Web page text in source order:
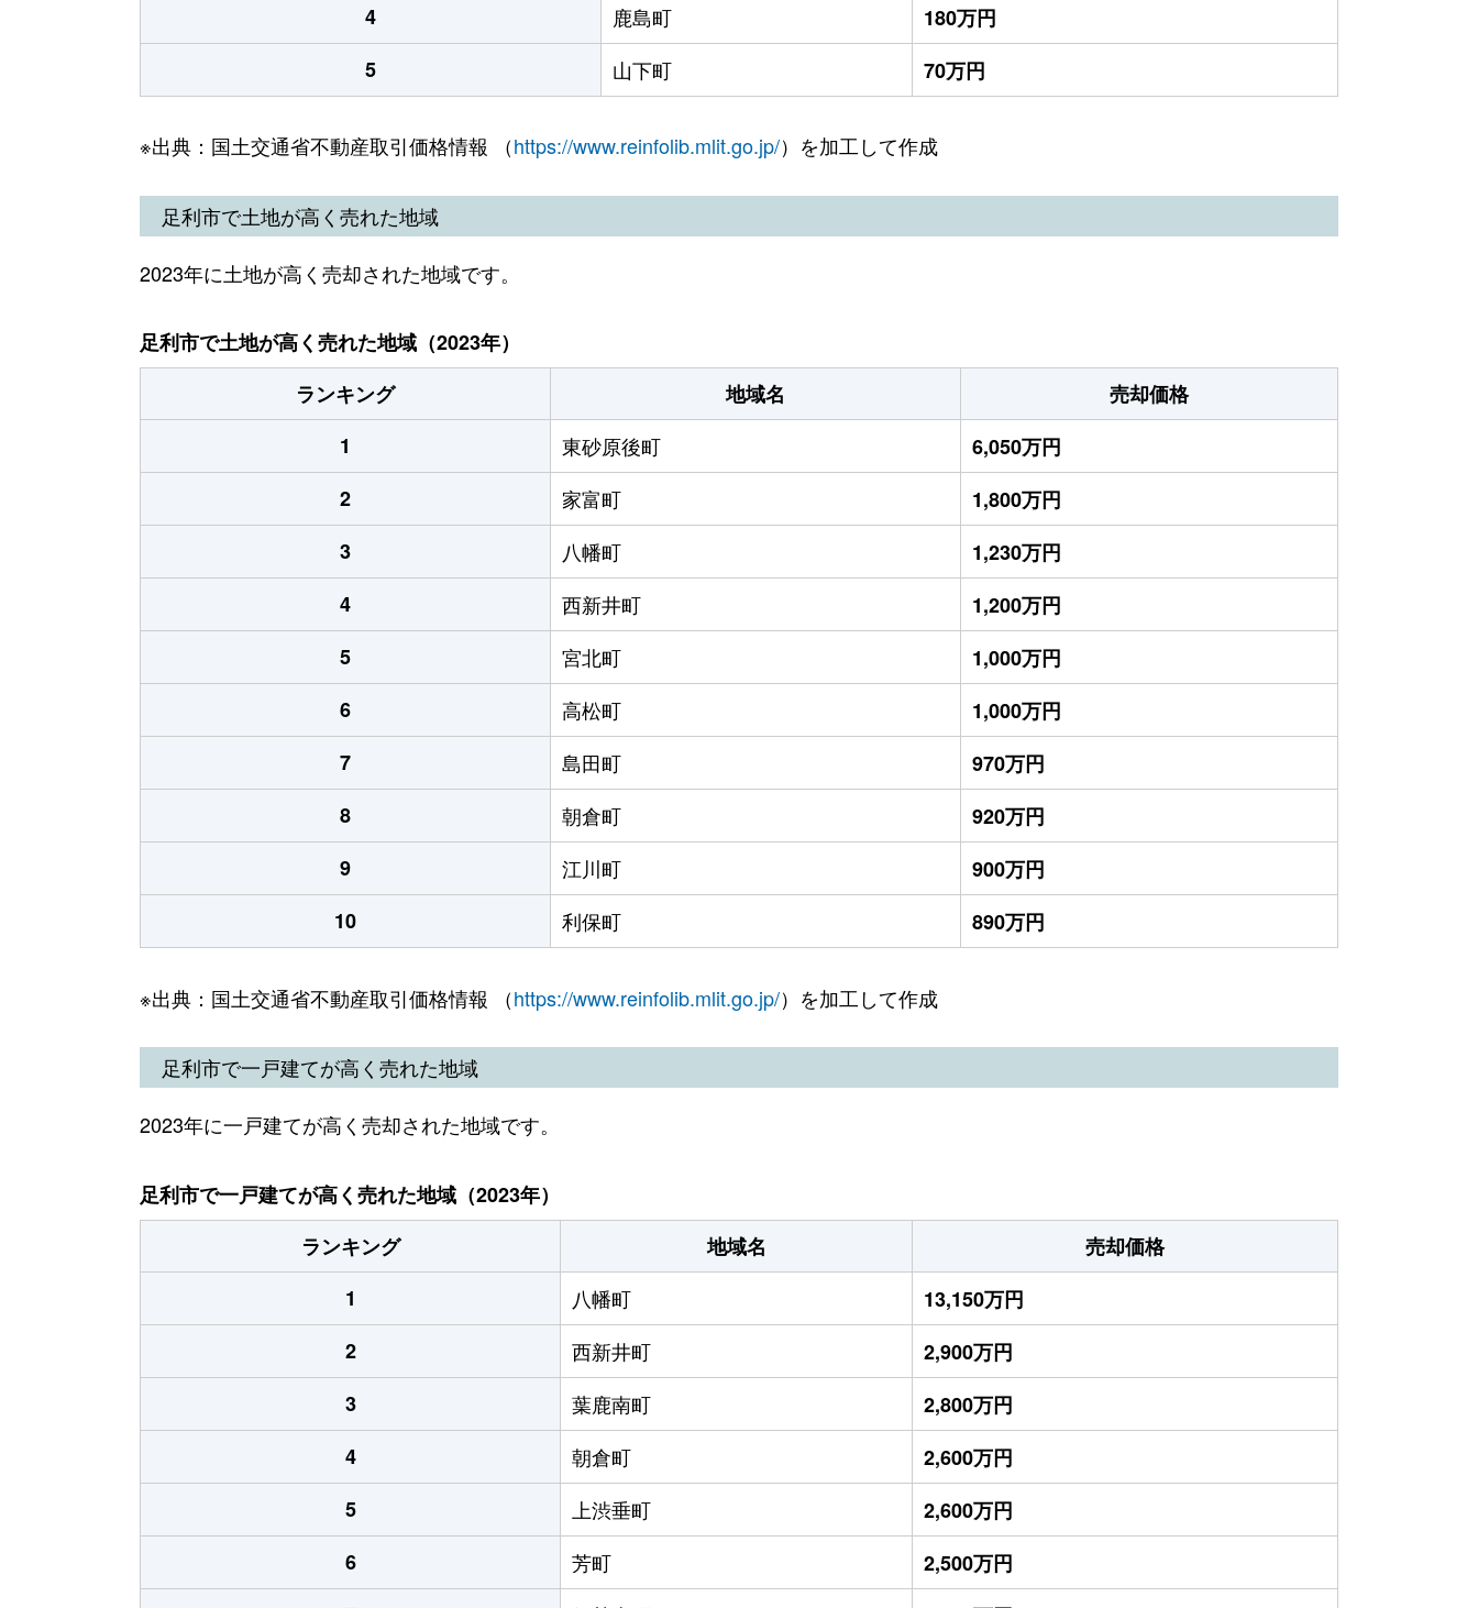
4
鹿島町
180万円
5
山下町 70万円
※出典：国土交通省不動産取引価格情報 （https://www.reinfolib.mlit.go.jp/）を加工して作成
足利市で土地が高く売れた地域
2023年に土地が高く売却された地域です。
足利市で土地が高く売れた地域（2023年）
ランキング
地域名
売却価格
1
東砂原後町
6,050万円
2
家富町
1,800万円
3
八幡町
1,230万円
4
西新井町
1,200万円
5
宮北町
1,000万円
6
高松町
1,000万円
7
島田町
970万円
8
朝倉町
920万円
9
江川町
900万円
10
利保町 890万円
※出典：国土交通省不動産取引価格情報 （https://www.reinfolib.mlit.go.jp/）を加工して作成
足利市で一戸建てが高く売れた地域
2023年に一戸建てが高く売却された地域です。
足利市で一戸建てが高く売れた地域（2023年）
ランキング
地域名
売却価格
1
八幡町
13,150万円
2
西新井町
2,900万円
3
葉鹿南町
2,800万円
4
朝倉町
2,600万円
5
上渋垂町
2,600万円
6
芳町
2,500万円